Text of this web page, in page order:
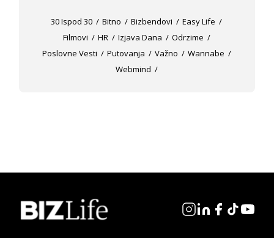
30 Ispod 30 Bitno Bizbendovi
Easy Life
Filmovi
HR Izjava Dana
Odrzime
Poslovne Vesti
Putovanja Važno
Wannabe
Webmind